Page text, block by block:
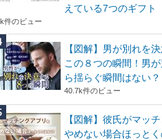
えている7つのギフト
件のビュー
【図解】男が別れを
この８つの瞬間！男
ら揺らぐ瞬間はない？
40.7k件のビュー
【図解】彼氏がマッ
やめない場合ほっと